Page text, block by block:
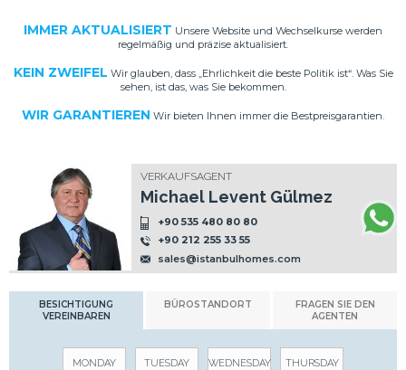
IMMER AKTUALISIERT Unsere Website und Wechselkurse werden
regelmäßig und präzise aktualisiert.
KEIN ZWEIFEL Wir glauben, dass „Ehrlichkeit die beste Politik ist“. Was Sie
sehen, ist das, was Sie bekommen.
WIR GARANTIEREN Wir bieten Ihnen immer die Bestpreisgarantien.
VERKAUFSAGENT
Michael Levent Gülmez
+90 535 480 80 80
+90 212 255 33 55
sales@istanbulhomes.com
BESICHTIGUNG
VEREINBAREN
BÜROSTANDORT
FRAGEN SIE DEN
AGENTEN
MONDAY TUESDAY WEDNESDAY THURSDAY